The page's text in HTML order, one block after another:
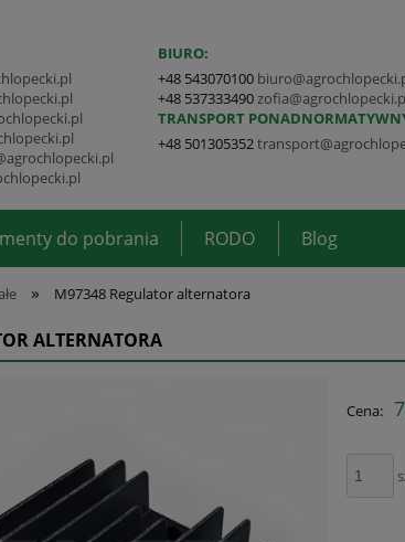
BIURO:
+48 543070100
+48 537333490
TRANSPORT
+48 501305352
do pobrania RODO Blog
» M97348 Regulator alternatora
ALTERNATORA
Cena: